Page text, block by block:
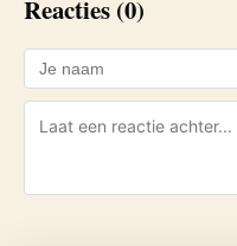
Reacties (0)